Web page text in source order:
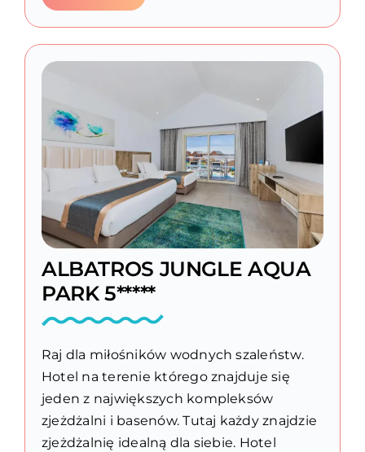
ALBATROS JUNGLE AQUA
PARK 5*****
Raj dla miłośników wodnych szaleństw.
Hotel na terenie którego znajduje się
jeden z największych kompleksów
zjeżdżalni i basenów. Tutaj każdy znajdzie
zjeżdżalnię idealną dla siebie. Hotel